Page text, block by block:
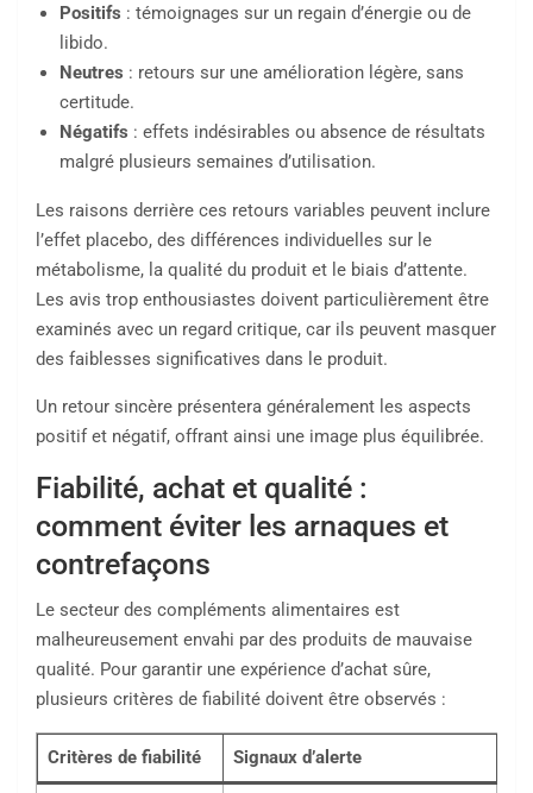
Positifs : témoignages sur un regain d’énergie ou de
libido.
Neutres : retours sur une amélioration légère, sans
certitude.
Négatifs : effets indésirables ou absence de résultats
malgré plusieurs semaines d’utilisation.
Les raisons derrière ces retours variables peuvent inclure
l’effet placebo, des différences individuelles sur le
métabolisme, la qualité du produit et le biais d’attente.
Les avis trop enthousiastes doivent particulièrement être
examinés avec un regard critique, car ils peuvent masquer
des faiblesses significatives dans le produit.
Un retour sincère présentera généralement les aspects
positif et négatif, offrant ainsi une image plus équilibrée.
Fiabilité, achat et qualité :
comment éviter les arnaques et
contrefaçons
Le secteur des compléments alimentaires est
malheureusement envahi par des produits de mauvaise
qualité. Pour garantir une expérience d’achat sûre,
plusieurs critères de fiabilité doivent être observés :
Critères de fiabilité Signaux d’alerte